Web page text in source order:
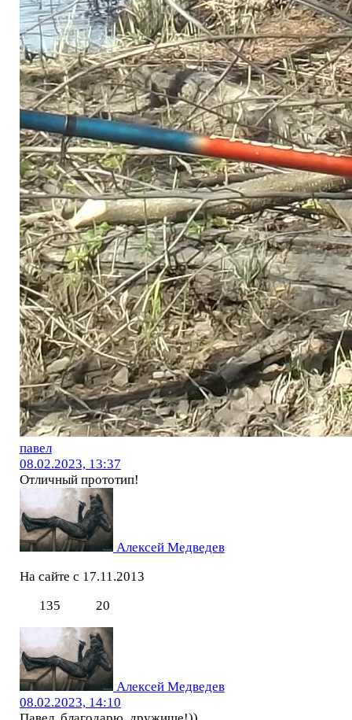
павел
08.02.2023, 13:37
Отличный прототип!
Алексей Медведев
На сайте с 17.11.2013
135
20
Алексей Медведев
08.02.2023, 14:10